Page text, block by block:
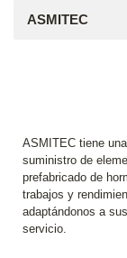
ASMITEC
ASMITEC tiene
suministro de
prefabricado de
trabajos y
adaptándonos a
servicio.